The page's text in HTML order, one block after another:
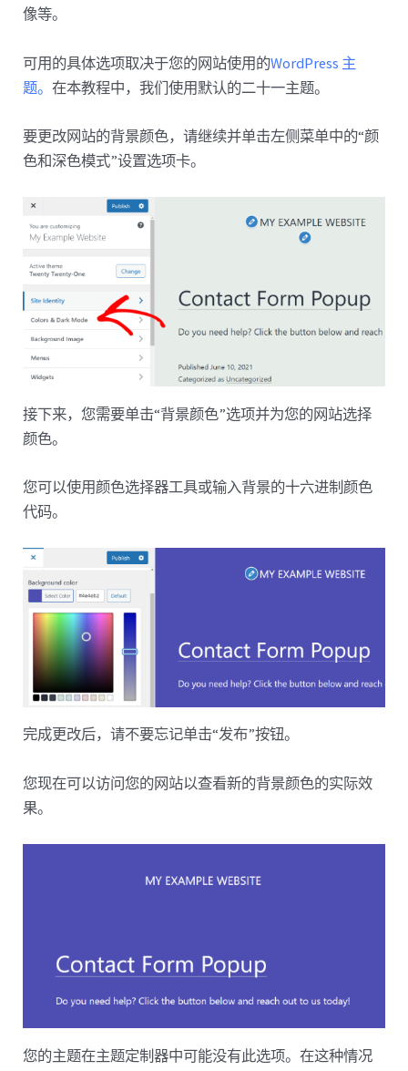
像等。
可用的具体选项取决于您的网站使用的WordPress 主
题。在本教程中，我们使用默认的二十一主题。
要更改网站的背景颜色，请继续并单击左侧菜单中的“颜
色和深色模式”设置选项卡。
接下来，您需要单击“背景颜色”选项并为您的网站选择
颜色。
您可以使用颜色选择器工具或输入背景的十六进制颜色
代码。
完成更改后，请不要忘记单击“发布”按钮。
您现在可以访问您的网站以查看新的背景颜色的实际效
果。
您的主题在主题定制器中可能没有此选项。在这种情况